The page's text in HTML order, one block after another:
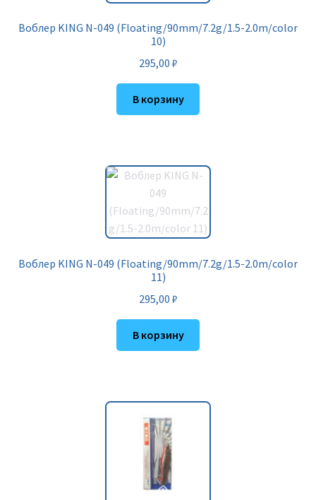
Воблер KING N-049 (Floating/90mm/7.2g/1.5-2.0m/color
10)
295,00 ₽
В корзину
Воблер KING N-049 (Floating/90mm/7.2g/1.5-2.0m/color
11)
295,00 ₽
В корзину